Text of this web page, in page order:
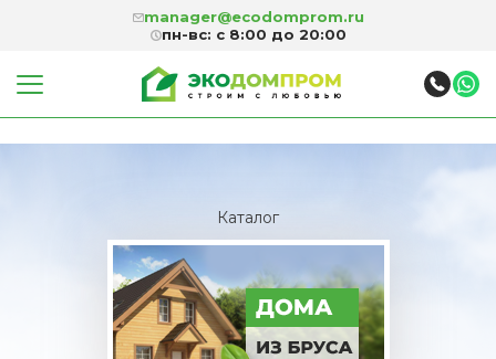
manager@ecodomprom.ru
пн-вс: с 8:00 до 20:00
Каталог